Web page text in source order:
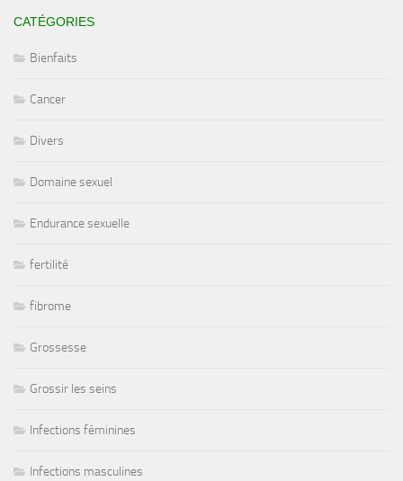
CATÉGORIES
Bienfaits
Cancer
Divers
Domaine sexuel
Endurance sexuelle
fertilité
fibrome
Grossesse
Grossir les seins
Infections féminines
Infections masculines